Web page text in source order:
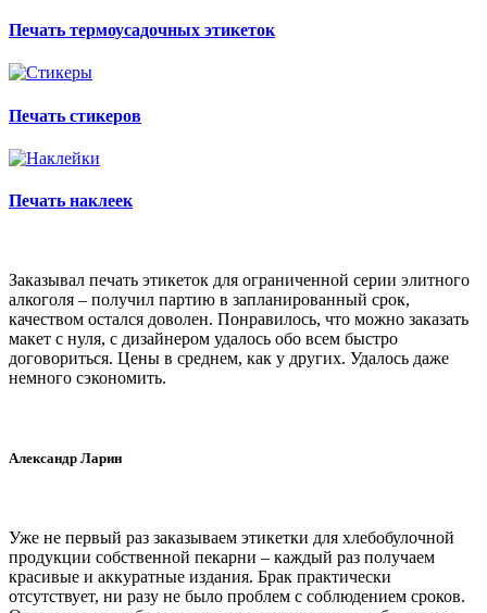
Печать термоусадочных этикеток
Печать стикеров
Печать наклеек
Заказывал печать этикеток для ограниченной серии элитного
алкоголя – получил партию в запланированный срок,
качеством остался доволен. Понравилось, что можно заказать
макет с нуля, с дизайнером удалось обо всем быстро
договориться. Цены в среднем, как у других. Удалось даже
немного сэкономить.
Александр Ларин
Уже не первый раз заказываем этикетки для хлебобулочной
продукции собственной пекарни – каждый раз получаем
красивые и аккуратные издания. Брак практически
отсутствует, ни разу не было проблем с соблюдением сроков.